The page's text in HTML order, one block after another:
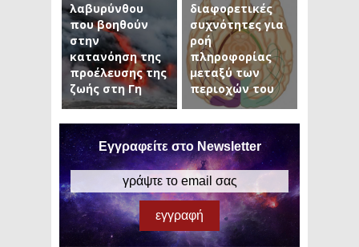
λαβυρύνθου
που βοηθούν
στην
κατανόηση της
προέλευσης της
ζωής στη Γη
διαφορετικές
συχνότητες για
ροή
πληροφορίας
μεταξύ των
περιοχών του
Εγγραφείτε στο Newsletter